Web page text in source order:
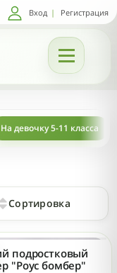
Вход | Регистрация
На девочку 5-11 класса
Сортировка
НОВЫЙ
подростковый
"Роус бомбер"